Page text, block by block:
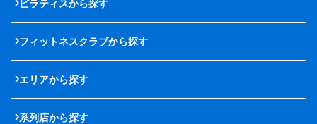
ピラティスから探す
フィットネスクラブから探す
エリアから探す
系列店から探す